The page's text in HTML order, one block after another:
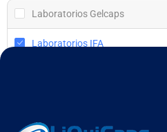
Laboratorios Gelcaps
Laboratorios IFA